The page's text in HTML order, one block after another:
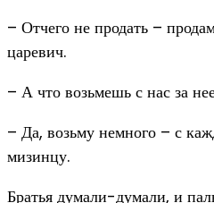
– Отчего не продать –
царевич.
– А что возьмешь с нас за
– Да, возьму немного – с
мизинцу.
Братья думали-думали, и